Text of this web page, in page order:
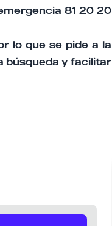
81 20 20
lo que se pide a la
búsqueda y facilitar